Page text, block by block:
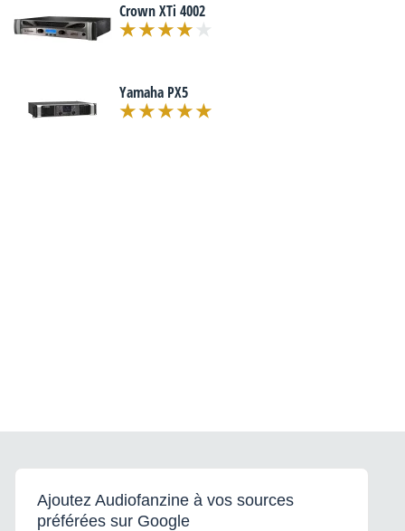
Crown XTi 4002
Yamaha PX5
Ajoutez Audiofanzine à vos sources
préférées sur Google